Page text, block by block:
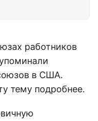
работников
в США.
тему подробнее.